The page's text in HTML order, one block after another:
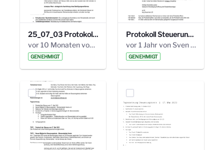
25_07_03 Protokoll Steuerungskreis.pdf
vor 10 Monaten von Alexander Orlowski
GENEHMIGT
Protokoll Steuerungskreis_06.02.2025 .pdf
vor 1 Jahr von Sven Hitzler
GENEHMIGT